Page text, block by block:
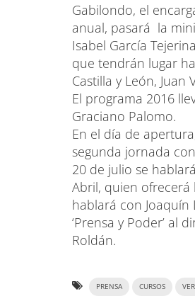
Gabilondo, el
anual, pasará la
Isabel García
que tendrán lugar
Castilla y León, Juan
El programa 2016
Graciano Palomo.
En el día de
segunda jornada
20 de julio se
Abril, quien ofrecerá
hablará con Joaquín
‘Prensa y Poder’ al
Roldán.
PRENSA CURSOS